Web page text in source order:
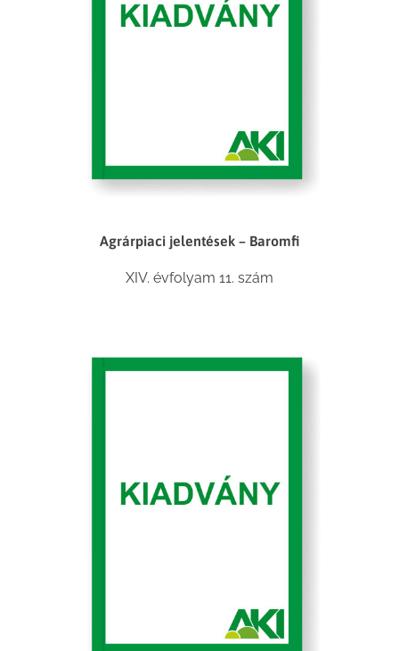
Agrárpiaci jelentések – Baromfi
XIV. évfolyam 11. szám